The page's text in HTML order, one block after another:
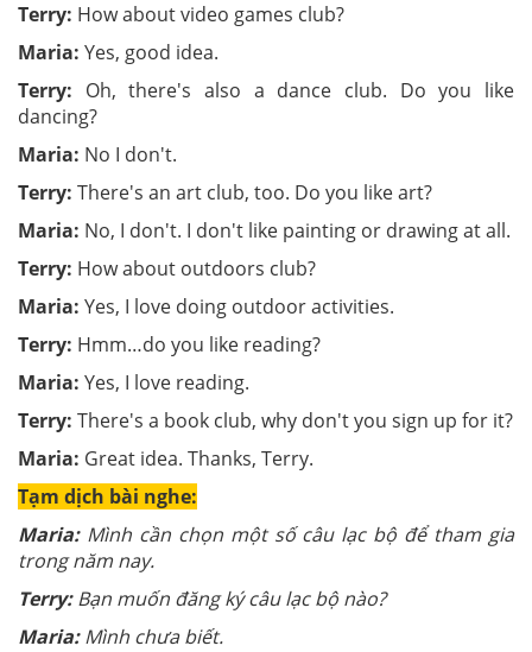
Terry: How about video games club?
Maria: Yes, good idea.
Terry: Oh, there's also a dance club. Do you like
dancing?
Maria: No I don't.
Terry: There's an art club, too. Do you like art?
Maria: No, I don't. I don't like painting or drawing at all.
Terry: How about outdoors club?
Maria: Yes, I love doing outdoor activities.
Terry: Hmm…do you like reading?
Maria: Yes, I love reading.
Terry: There's a book club, why don't you sign up for it?
Maria: Great idea. Thanks, Terry.
Tạm dịch bài nghe:
Maria:Mình cần chọn một số câu lạc bộ để tham gia
trong năm nay.
Terry:Bạn muốn đăng ký câu lạc bộ nào?
Maria:Mình chưa biết.